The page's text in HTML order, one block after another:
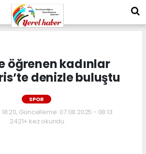
öğrenen kadınlar
denizle buluştu
SPOR
Güncelleme: 07.08.2025 - 08:13
2421+ kez okundu.